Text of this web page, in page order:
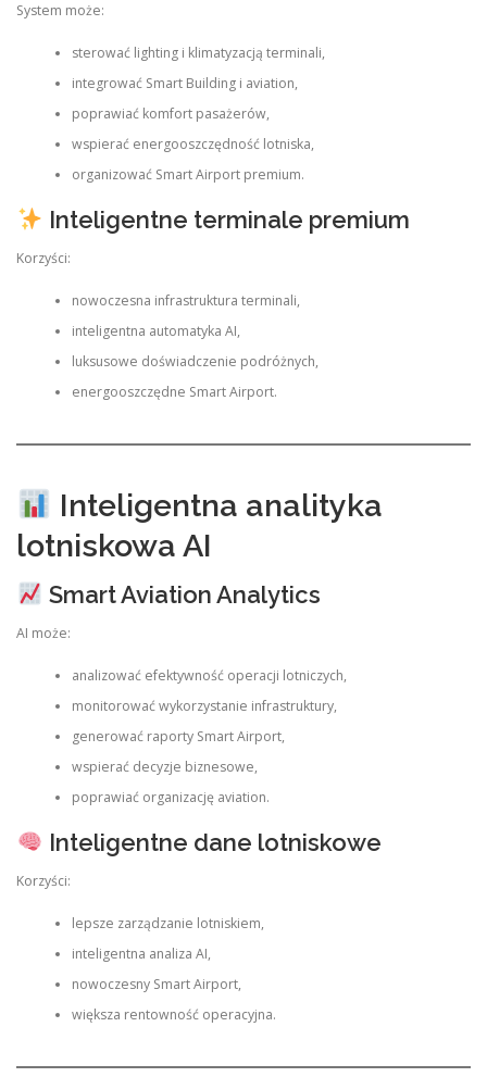
System może:
sterować lighting i klimatyzacją terminali,
integrować Smart Building i aviation,
poprawiać komfort pasażerów,
wspierać energooszczędność lotniska,
organizować Smart Airport premium.
Inteligentne terminale premium
Korzyści:
nowoczesna infrastruktura terminali,
inteligentna automatyka AI,
luksusowe doświadczenie podróżnych,
energooszczędne Smart Airport.
Inteligentna analityka
lotniskowa AI
Smart Aviation Analytics
AI może:
analizować efektywność operacji lotniczych,
monitorować wykorzystanie infrastruktury,
generować raporty Smart Airport,
wspierać decyzje biznesowe,
poprawiać organizację aviation.
Inteligentne dane lotniskowe
Korzyści:
lepsze zarządzanie lotniskiem,
inteligentna analiza AI,
nowoczesny Smart Airport,
większa rentowność operacyjna.